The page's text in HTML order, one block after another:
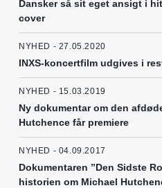
Dansker så sit eget ansigt i
cover
NYHED - 27.05.2020
INXS-koncertfilm udgives i
NYHED - 15.03.2019
Ny dokumentar om den
Hutchence får premiere
NYHED - 04.09.2017
Dokumentaren ”Den Sidste
historien om Michael